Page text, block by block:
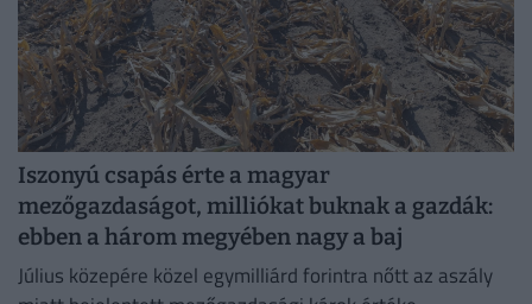
Iszonyú csapás érte a magyar
mezőgazdaságot, milliókat buknak a gazdák:
ebben a három megyében nagy a baj
Július közepére közel egymilliárd forintra nőtt az aszály